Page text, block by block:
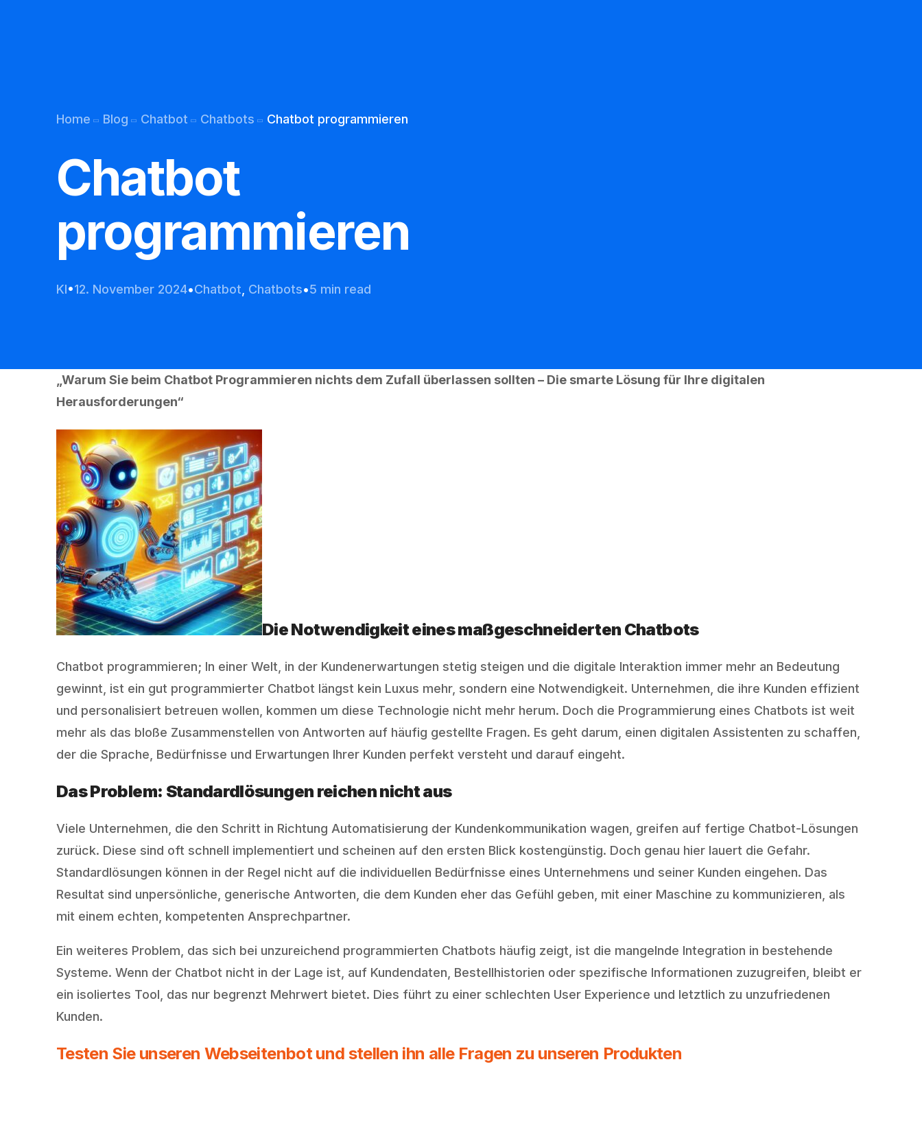
Übersetzung per Bot
Chatbot E mail
Chatbot Webseite
Home Blog Chatbot Chatbots Chatbot programmieren
Chatbot
programmieren
KI 12. November 2024 Chatbot Chatbots 5 min read
„Warum Sie beim Chatbot Programmieren nichts dem Zufall überlassen sollten – Die smarte Lösung für Ihre digitalen
Herausforderungen“
Die Notwendigkeit eines maßgeschneiderten Chatbots
Chatbot programmieren; In einer Welt, in der Kundenerwartungen stetig steigen und die digitale Interaktion immer mehr an Bedeutung
gewinnt, ist ein gut programmierter Chatbot längst kein Luxus mehr, sondern eine Notwendigkeit. Unternehmen, die ihre Kunden effizient
und personalisiert betreuen wollen, kommen um diese Technologie nicht mehr herum. Doch die Programmierung eines Chatbots ist weit
mehr als das bloße Zusammenstellen von Antworten auf häufig gestellte Fragen. Es geht darum, einen digitalen Assistenten zu schaffen,
der die Sprache, Bedürfnisse und Erwartungen Ihrer Kunden perfekt versteht und darauf eingeht.
Das Problem: Standardlösungen reichen nicht aus
Viele Unternehmen, die den Schritt in Richtung Automatisierung der Kundenkommunikation wagen, greifen auf fertige Chatbot-Lösungen
zurück. Diese sind oft schnell implementiert und scheinen auf den ersten Blick kostengünstig. Doch genau hier lauert die Gefahr.
Standardlösungen können in der Regel nicht auf die individuellen Bedürfnisse eines Unternehmens und seiner Kunden eingehen. Das
Resultat sind unpersönliche, generische Antworten, die dem Kunden eher das Gefühl geben, mit einer Maschine zu kommunizieren, als
mit einem echten, kompetenten Ansprechpartner.
Ein weiteres Problem, das sich bei unzureichend programmierten Chatbots häufig zeigt, ist die mangelnde Integration in bestehende
Systeme. Wenn der Chatbot nicht in der Lage ist, auf Kundendaten, Bestellhistorien oder spezifische Informationen zuzugreifen, bleibt er
ein isoliertes Tool, das nur begrenzt Mehrwert bietet. Dies führt zu einer schlechten User Experience und letztlich zu unzufriedenen
Kunden.
Testen Sie unseren Webseitenbot und stellen ihn alle Fragen zu unseren Produkten